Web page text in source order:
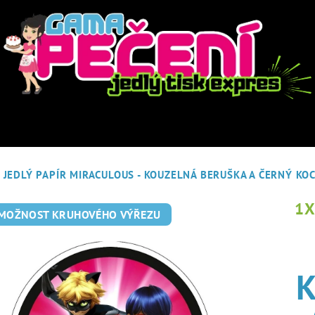
JEDLÝ PAPÍR MIRACULOUS - KOUZELNÁ BERUŠKA A ČERNÝ
1X
KRUHOVÉHO VÝŘEZU